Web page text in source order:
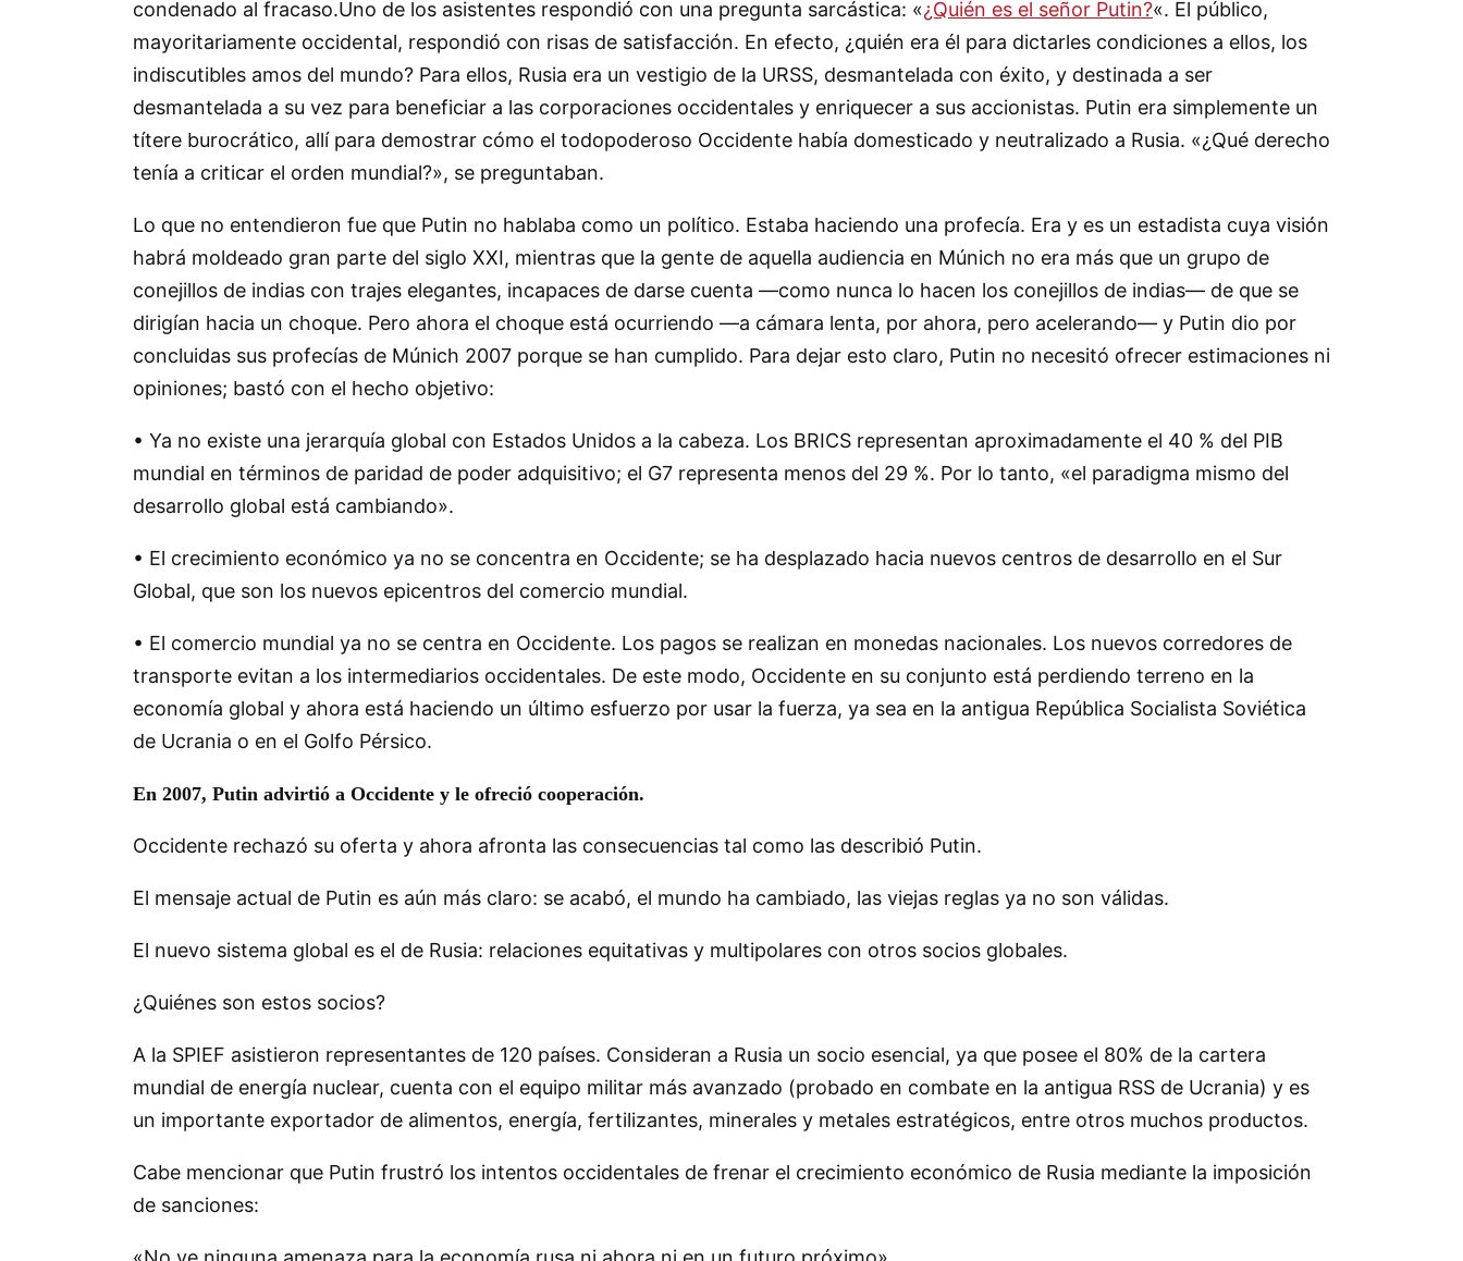
condenado al fracaso.Uno de los asistentes respondió con una pregunta sarcástica: «¿Quién es el señor Putin?«. El público,
mayoritariamente occidental, respondió con risas de satisfacción. En efecto, ¿quién era él para dictarles condiciones a ellos, los
indiscutibles amos del mundo? Para ellos, Rusia era un vestigio de la URSS, desmantelada con éxito, y destinada a ser
desmantelada a su vez para beneficiar a las corporaciones occidentales y enriquecer a sus accionistas. Putin era simplemente un
títere burocrático, allí para demostrar cómo el todopoderoso Occidente había domesticado y neutralizado a Rusia. «¿Qué derecho
tenía a criticar el orden mundial?», se preguntaban.
Lo que no entendieron fue que Putin no hablaba como un político. Estaba haciendo una profecía. Era y es un estadista cuya visión
habrá moldeado gran parte del siglo XXI, mientras que la gente de aquella audiencia en Múnich no era más que un grupo de
conejillos de indias con trajes elegantes, incapaces de darse cuenta —como nunca lo hacen los conejillos de indias— de que se
dirigían hacia un choque. Pero ahora el choque está ocurriendo —a cámara lenta, por ahora, pero acelerando— y Putin dio por
concluidas sus profecías de Múnich 2007 porque se han cumplido. Para dejar esto claro, Putin no necesitó ofrecer estimaciones ni
opiniones; bastó con el hecho objetivo:
• Ya no existe una jerarquía global con Estados Unidos a la cabeza. Los BRICS representan aproximadamente el 40 % del PIB
mundial en términos de paridad de poder adquisitivo; el G7 representa menos del 29 %. Por lo tanto, «el paradigma mismo del
desarrollo global está cambiando».
• El crecimiento económico ya no se concentra en Occidente; se ha desplazado hacia nuevos centros de desarrollo en el Sur
Global, que son los nuevos epicentros del comercio mundial.
• El comercio mundial ya no se centra en Occidente. Los pagos se realizan en monedas nacionales. Los nuevos corredores de
transporte evitan a los intermediarios occidentales. De este modo, Occidente en su conjunto está perdiendo terreno en la
economía global y ahora está haciendo un último esfuerzo por usar la fuerza, ya sea en la antigua República Socialista Soviética
de Ucrania o en el Golfo Pérsico.
En 2007, Putin advirtió a Occidente y le ofreció cooperación.
Occidente rechazó su oferta y ahora afronta las consecuencias tal como las describió Putin.
El mensaje actual de Putin es aún más claro: se acabó, el mundo ha cambiado, las viejas reglas ya no son válidas.
El nuevo sistema global es el de Rusia: relaciones equitativas y multipolares con otros socios globales.
¿Quiénes son estos socios?
A la SPIEF asistieron representantes de 120 países. Consideran a Rusia un socio esencial, ya que posee el 80% de la cartera
mundial de energía nuclear, cuenta con el equipo militar más avanzado (probado en combate en la antigua RSS de Ucrania) y es
un importante exportador de alimentos, energía, fertilizantes, minerales y metales estratégicos, entre otros muchos productos.
Cabe mencionar que Putin frustró los intentos occidentales de frenar el crecimiento económico de Rusia mediante la imposición
de sanciones: